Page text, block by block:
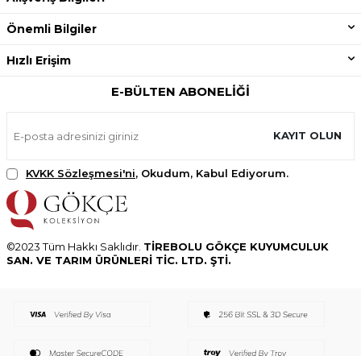
Önemli Bilgiler
Hızlı Erişim
E-BÜLTEN ABONELIĞI
KAYIT OLUN
KVKK Sözleşmesi'ni, Okudum, Kabul Ediyorum.
©2023 Tüm Hakkı Saklıdır. TİREBOLU GÖKÇE KUYUMCULUK
SAN. VE TARIM ÜRÜNLERİ TİC. LTD. ŞTİ.